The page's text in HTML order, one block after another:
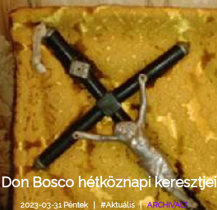
Don Bosco hétköznapi keresztjei
2023-03-31 Péntek |#Aktuális|ARCHIVÁLT